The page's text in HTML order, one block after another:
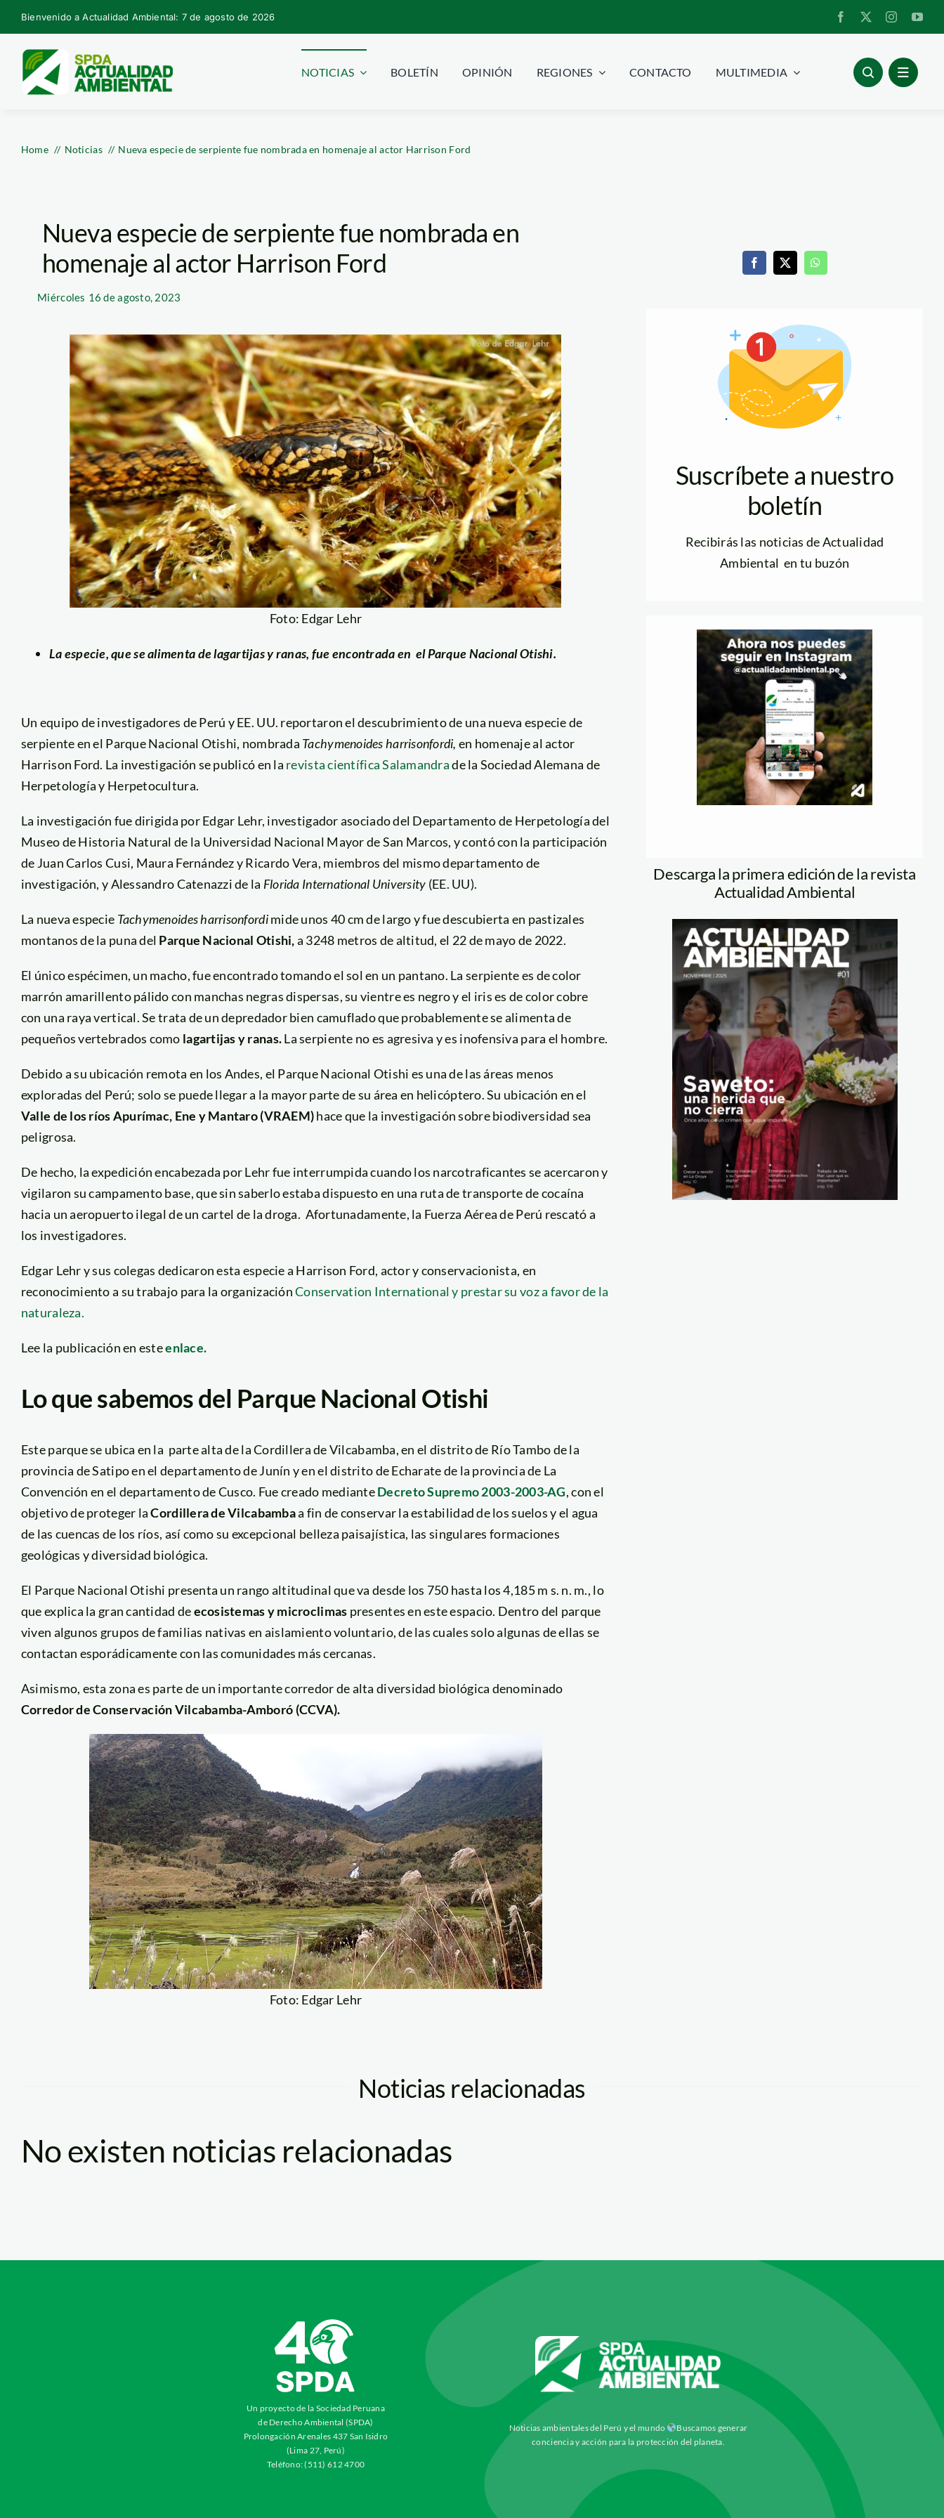
Skip
to
content
Bienvenido a Actualidad Ambiental: 7 de agosto de 2026
NOTICIAS BOLETÍN OPINIÓN REGIONES CONTACTO MULTIMEDIA
Home Noticias Nueva especie de serpiente fue nombrada en homenaje al actor Harrison Ford
Nueva especie de serpiente fue nombrada en
homenaje al actor Harrison Ford
Miércoles 16 de agosto, 2023
Foto: Edgar Lehr
La especie, que se alimenta de lagartijas y ranas, fue encontrada en el Parque Nacional Otishi.
Un equipo de investigadores de Perú y EE. UU. reportaron el descubrimiento de una nueva especie de
serpiente en el Parque Nacional Otishi, nombrada Tachymenoides harrisonfordi, en homenaje al actor
Harrison Ford. La investigación se publicó en la revista científica Salamandrade la Sociedad Alemana de
Herpetología y Herpetocultura.
La investigación fue dirigida por Edgar Lehr, investigador asociado del Departamento de Herpetología del
Museo de Historia Natural de la Universidad Nacional Mayor de San Marcos, y contó con la participación
de Juan Carlos Cusi, Maura Fernández y Ricardo Vera, miembros del mismo departamento de
investigación, y Alessandro Catenazzi de la Florida International University (EE. UU).
La nueva especie Tachymenoides harrisonfordimide unos 40 cm de largo y fue descubierta en pastizales
montanos de la puna del Parque Nacional Otishi,a 3248 metros de altitud, el 22 de mayo de 2022.
El único espécimen, un macho, fue encontrado tomando el sol en un pantano. La serpiente es de color
marrón amarillento pálido con manchas negras dispersas, su vientre es negro y el iris es de color cobre
con una raya vertical. Se trata de un depredador bien camuflado que probablemente se alimenta de
pequeños vertebrados como lagartijas y ranas.La serpiente no es agresiva y es inofensiva para el hombre.
Debido a su ubicación remota en los Andes, el Parque Nacional Otishi es una de las áreas menos
exploradas del Perú; solo se puede llegar a la mayor parte de su área en helicóptero. Su ubicación en el
Valle de los ríos Apurímac, Ene y Mantaro (VRAEM)hace que la investigación sobre biodiversidad sea
peligrosa.
De hecho, la expedición encabezada por Lehr fue interrumpida cuando los narcotraficantes se acercaron y
vigilaron su campamento base, que sin saberlo estaba dispuesto en una ruta de transporte de cocaína
hacia un aeropuerto ilegal de un cartel de la droga. Afortunadamente, la Fuerza Aérea de Perú rescató a
los investigadores.
Edgar Lehr y sus colegas dedicaron esta especie a Harrison Ford, actor y conservacionista, en
reconocimiento a su trabajo para la organizaciónConservation International y prestar su voz a favor de la
naturaleza.
Lee la publicación en esteenlace.
Lo que sabemos del Parque Nacional Otishi
Este parque se ubica en la parte alta de la Cordillera de Vilcabamba, en el distrito de Río Tambo de la
provincia de Satipo en el departamento de Junín y en el distrito de Echarate de la provincia de La
Convención en el departamento de Cusco. Fue creado medianteDecreto Supremo 2003-2003-AG, con el
objetivo de proteger laCordillera de Vilcabambaa fin de conservar la estabilidad de los suelos y el agua
de las cuencas de los ríos, así como su excepcional belleza paisajística, las singulares formaciones
geológicas y diversidad biológica.
El Parque Nacional Otishi presenta un rango altitudinal que va desde los 750 hasta los 4,185 m s. n. m., lo
que explica la gran cantidad deecosistemas y microclimas presentes en este espacio. Dentro del parque
viven algunos grupos de familias nativas en aislamiento voluntario, de las cuales solo algunas de ellas se
contactan esporádicamente con las comunidades más cercanas.
Asimismo, esta zona es parte de un importante corredor de alta diversidad biológica denominado
Corredor de Conservación Vilcabamba-Amboró (CCVA).
Foto: Edgar Lehr
Suscríbete a nuestro
boletín
Recibirás las noticias de Actualidad
Ambiental en tu buzón
Descarga la primera edición de la revista
Actualidad Ambiental
Noticias relacionadas
No existen noticias relacionadas
Un proyecto de la Sociedad Peruana
de Derecho Ambiental (SPDA)
Prolongación Arenales 437 San Isidro
(Lima 27, Perú)
Teléfono: (511) 612 4700
Noticias ambientales del Perú y el mundo
Buscamos generar
conciencia y acción para la protección del planeta.